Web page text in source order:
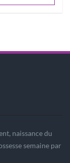
naissance du
semaine par